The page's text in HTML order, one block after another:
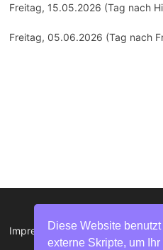
Freitag, 15.05.2026 (Tag nach
Freitag, 05.06.2026 (Tag nach
Impressum|
Diese Website
externe Skripte, um